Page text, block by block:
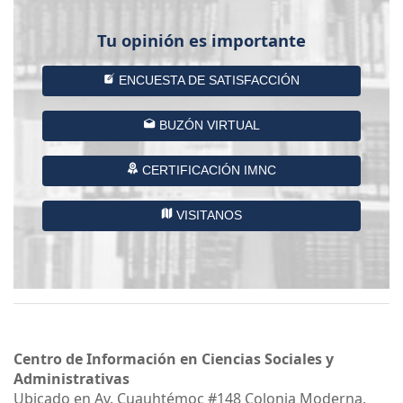
Ver recursos Ver recursos Ciencias Sociales y
Ad
ministrativas
(
Derecho)
Ver recursos
Tu opinión es importante
ENCUESTA DE SATISFACCIÓN
BUZÓN VIRTUAL
CERTIFICACIÓN IMNC
VISITANOS
Centro de Información en Ciencias Sociales y
Administrativas
Ubicado en Av. Cuauhtémoc #148 Colonia Moderna,